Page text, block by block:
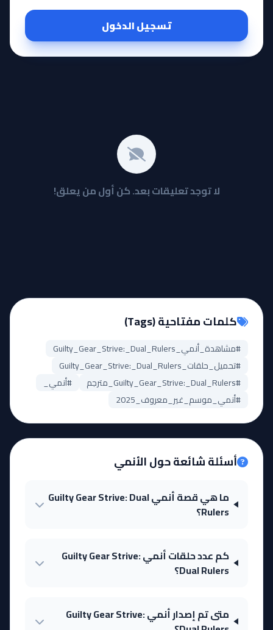
تسجيل الدخول
لا توجد تعليقات بعد. كن أول من يعلق!
كلمات مفتاحية (Tags)
#مشاهدة_أنمي_Guilty_Gear_Strive:_Dual_Rulers
#تحميل_حلقات_Guilty_Gear_Strive:_Dual_Rulers
#Guilty_Gear_Strive:_Dual_Rulers_مترجم
#أنمي_
#أنمي_موسم_غير_معروف_2025
أسئلة شائعة حول الأنمي
ما هي قصة أنمي Guilty Gear Strive: Dual
Rulers؟
كم عدد حلقات أنمي Guilty Gear Strive:
Dual Rulers؟
متى تم إصدار أنمي Guilty Gear Strive: